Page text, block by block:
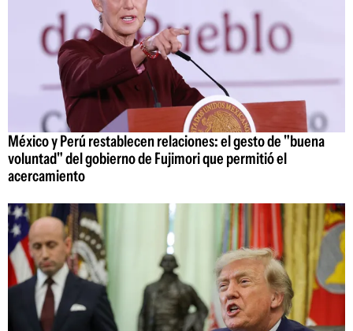
México y Perú restablecen relaciones: el gesto de "buena
voluntad" del gobierno de Fujimori que permitió el
acercamiento